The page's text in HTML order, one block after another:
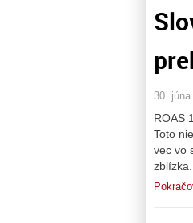
30.
ROAS
Toto
vec vo